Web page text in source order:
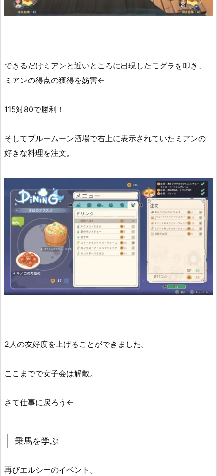
できるだけミアンと近いところに出現したモグラを叩き、
ミアンの得点の獲得を妨害←
115対80で勝利！
そしてブルームーン酒場で右上に表示されていたミアンの
好きな料理を注文。
2人の友好度を上げることができました。
ここまでで女子会は解散。
さて仕事に戻ろう←
乗馬を学ぶ
再びエルシーのイベント。